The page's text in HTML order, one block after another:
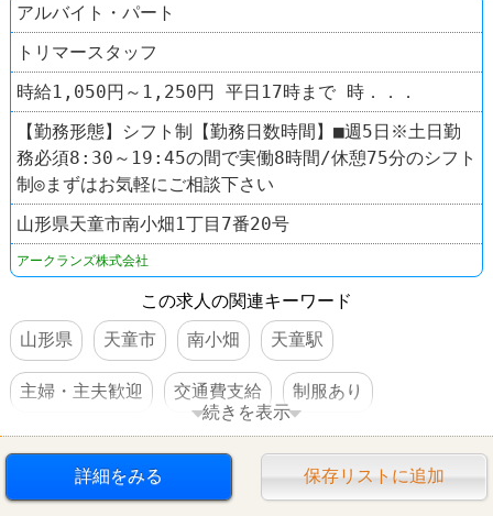
アルバイト・パート
トリマースタッフ
時給1,050円～1,250円 平日17時まで 時．．．
【勤務形態】シフト制【勤務日数時間】■週5日※土日勤
務必須8:30～19:45の間で実働8時間/休憩75分のシフト
制◎まずはお気軽にご相談下さい
山形県天童市南小畑1丁目7番20号
アークランズ株式会社
この求人の関連キーワード
山形県
天童市 南小畑 天童駅
主婦・主夫歓迎 交通費支給 制服あり
禁煙・分煙 ホームセンター
続きを表示
詳細をみる 保存リストに追加